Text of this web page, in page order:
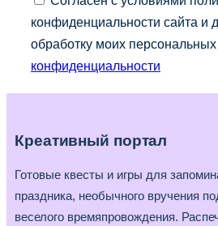
конфиденциальности сайта и
обработку моих
конфиденциальности
Креативный портал
Готовые квесты и игры для
праздника, необычного вручения
веселого времяпровождения.